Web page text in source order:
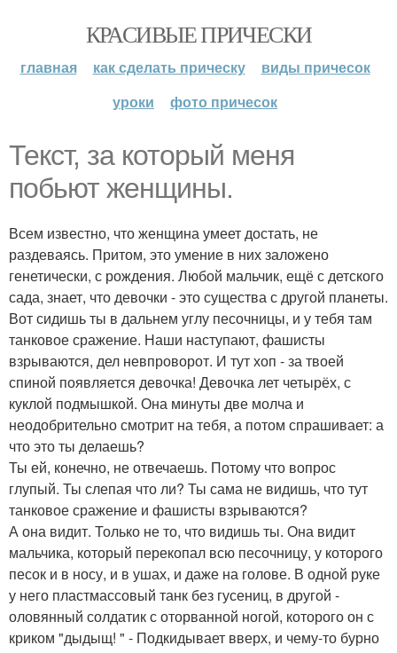
КРАСИВЫЕ ПРИЧЕСКИ
главная как сделать прическу
виды причесок
уроки
фото причесок
Текст, за который меня
побьют женщины.
Всем известно, что женщина умеет достать, не
раздеваясь. Притом, это умение в них заложено
генетически, с рождения. Любой мальчик, ещё с детского
сада, знает, что девочки - это существа с другой планеты.
Вот сидишь ты в дальнем углу песочницы, и у тебя там
танковое сражение. Наши наступают, фашисты
взрываются, дел невпроворот. И тут хоп - за твоей
спиной появляется девочка! Девочка лет четырёх, с
куклой подмышкой. Она минуты две молча и
неодобрительно смотрит на тебя, а потом спрашивает: а
что это ты делаешь?
Ты ей, конечно, не отвечаешь. Потому что вопрос
глупый. Ты слепая что ли? Ты сама не видишь, что тут
танковое сражение и фашисты взрываются?
А она видит. Только не то, что видишь ты. Она видит
мальчика, который перекопал всю песочницу, у которого
песок и в носу, и в ушах, и даже на голове. В одной руке
у него пластмассовый танк без гусениц, в другой -
оловянный солдатик с оторванной ногой, которого он с
криком "дыдыщ! " - Подкидывает вверх, и чему-то бурно